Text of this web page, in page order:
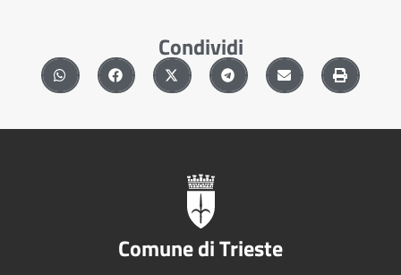
Condividi
Comune di Trieste